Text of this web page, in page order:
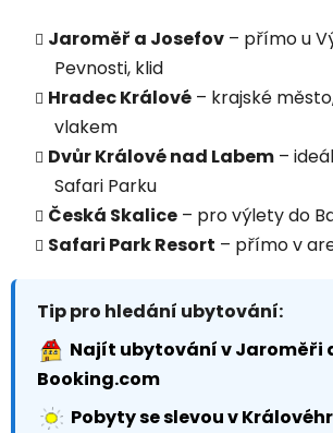
Jaroměř a Josefov – přímo u
Pevnosti, klid
Hradec Králové – krajské
vlakem
Dvůr Králové nad Labem –
Safari Parku
Česká Skalice – pro výlety do
Safari Park Resort – přímo v
Tip pro hledání ubytování:
Najít ubytování v Jaroměři
Booking.com
Pobyty se slevou v